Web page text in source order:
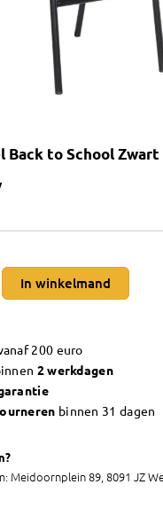
Back to School Zwart
In winkelmand
200 euro
2 werkdagen
binnen 31 dagen
Meidoornplein 89, 8091 JZ